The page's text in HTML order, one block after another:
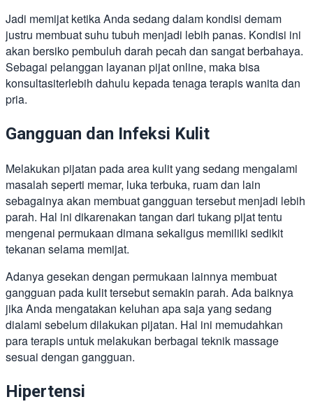
Jadi memijat ketika Anda sedang dalam kondisi demam
justru membuat suhu tubuh menjadi lebih panas. Kondisi ini
akan bersiko pembuluh darah pecah dan sangat berbahaya.
Sebagai pelanggan layanan pijat online, maka bisa
konsultasiterlebih dahulu kepada tenaga terapis wanita dan
pria.
Gangguan dan Infeksi Kulit
Melakukan pijatan pada area kulit yang sedang mengalami
masalah seperti memar, luka terbuka, ruam dan lain
sebagainya akan membuat gangguan tersebut menjadi lebih
parah. Hal ini dikarenakan tangan dari tukang pijat tentu
mengenai permukaan dimana sekaligus memiliki sedikit
tekanan selama memijat.
Adanya gesekan dengan permukaan lainnya membuat
gangguan pada kulit tersebut semakin parah. Ada baiknya
jika Anda mengatakan keluhan apa saja yang sedang
dialami sebelum dilakukan pijatan. Hal ini memudahkan
para terapis untuk melakukan berbagai teknik massage
sesuai dengan gangguan.
Hipertensi